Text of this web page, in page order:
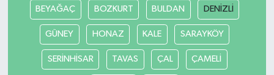
BEYAĞAÇ BOZKURT BULDAN DENİZLİ
GÜNEY HONAZ KALE SARAYKÖY
SERİNHİSAR TAVAS ÇAL ÇAMELİ